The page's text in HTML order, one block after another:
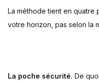
La méthode tient en quatre
votre horizon, pas selon la
La poche sécurité. De